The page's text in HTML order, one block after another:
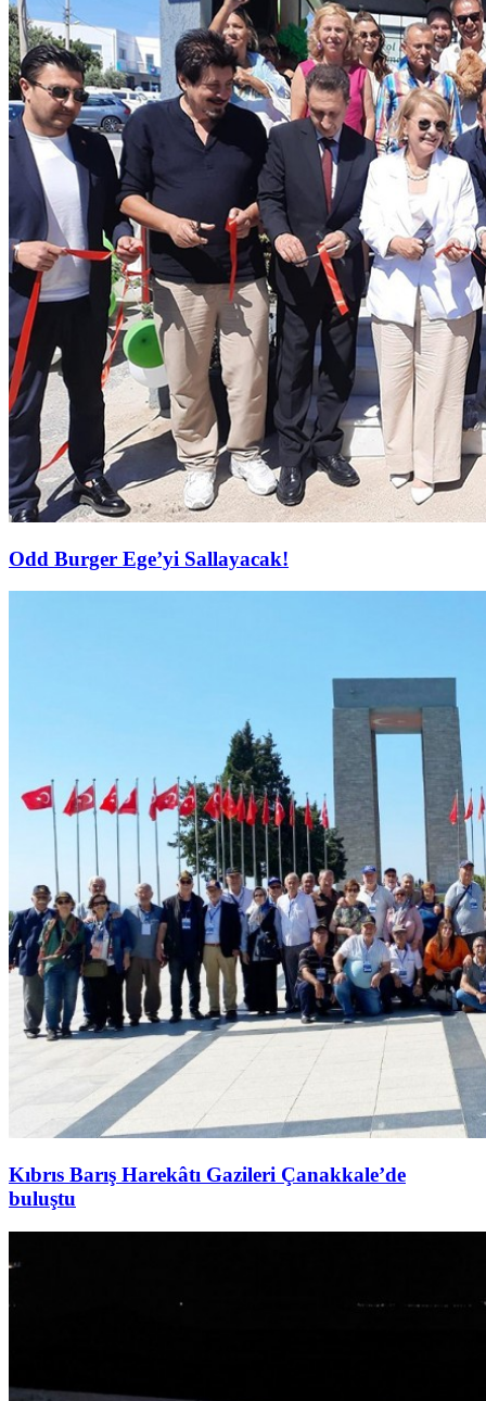
Odd Burger Ege’yi Sallayacak!
Kıbrıs Barış Harekâtı Gazileri Çanakkale’de
buluştu